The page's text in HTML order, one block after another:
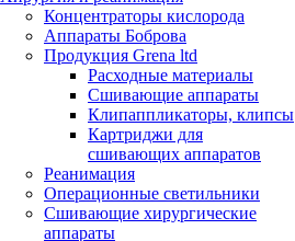
Концентраторы кислорода
Аппараты Боброва
Продукция Grena ltd
Расходные материалы
Сшивающие аппараты
Клипаппликаторы, клипсы
Картриджи для
сшивающих аппаратов
Реанимация
Операционные светильники
Сшивающие хирургические
аппараты